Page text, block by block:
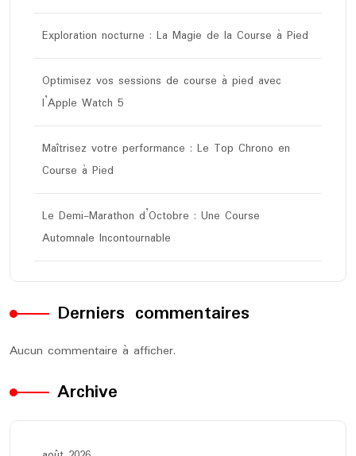
Exploration nocturne : La Magie de la Course à Pied
Optimisez vos sessions de course à pied avec
l’Apple Watch 5
Maîtrisez votre performance : Le Top Chrono en
Course à Pied
Le Demi-Marathon d’Octobre : Une Course
Automnale Incontournable
Derniers commentaires
Aucun commentaire à afficher.
Archive